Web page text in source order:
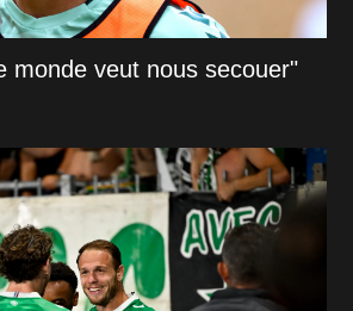
monde veut nous secouer"